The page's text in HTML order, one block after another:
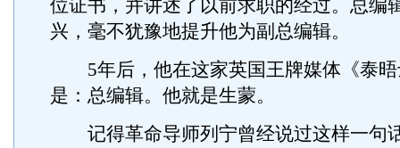
位证书，并讲述了以前求职的经过。总编
兴，毫不犹豫地提升他为副总编辑。
5年后，他在这家英国王牌媒体《泰晤
是：总编辑。他就是生蒙。
记得革命导师列宁曾经说过这样一句